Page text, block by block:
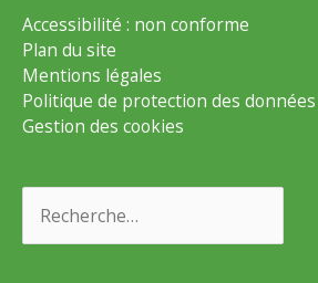
Accessibilité : non conforme
Plan du site
Mentions légales
Politique de protection des données
Gestion des cookies